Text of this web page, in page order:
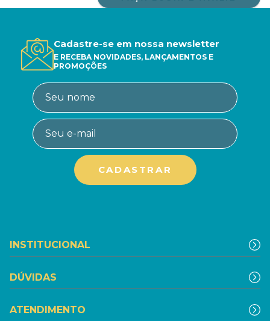
Cadastre-se em nossa newsletter
E RECEBA NOVIDADES, LANÇAMENTOS E
PROMOÇÕES
INSTITUCIONAL
DÚVIDAS
ATENDIMENTO